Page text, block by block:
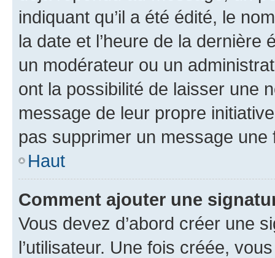
indiquant qu’il a été édité, le
la date et l’heure de la dernière
un modérateur ou un
ont la possibilité de laisser une
message de leur propre
pas supprimer un message une
Haut
Comment ajouter une
Vous devez d’abord créer une
l’utilisateur. Une fois créée,